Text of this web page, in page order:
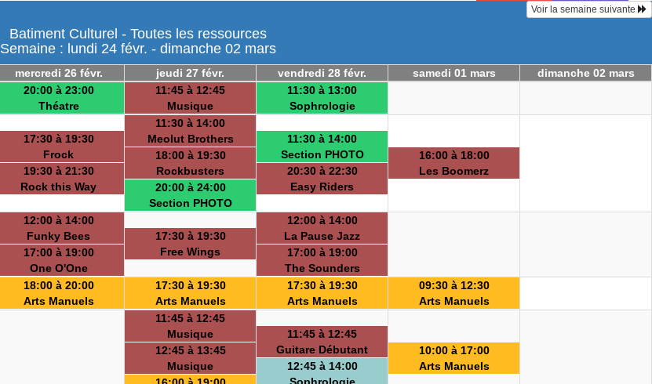
Voir la semaine suivante
Batiment Culturel - Toutes les ressources
Semaine : lundi 24 févr. - dimanche 02 mars
mercredi 26 févr. jeudi 27 févr. vendredi 28 févr. samedi 01 mars dimanche 02 mars
20:00 à 23:00
Théatre
11:45 à 12:45
Musique
11:30 à 13:00
Sophrologie
17:30 à 19:30
Frock
19:30 à 21:30
Rock this Way
11:30 à 14:00
Meolut Brothers
18:00 à 19:30
Rockbusters
20:00 à 24:00
Section PHOTO
11:30 à 14:00
Section PHOTO
20:30 à 22:30
Easy Riders
16:00 à 18:00
Les Boomerz
12:00 à 14:00
Funky Bees
17:00 à 19:00
One O'One
17:30 à 19:30
Free Wings
12:00 à 14:00
La Pause Jazz
17:00 à 19:00
The Sounders
18:00 à 20:00
Arts Manuels
17:30 à 19:30
Arts Manuels
17:30 à 19:30
Arts Manuels
09:30 à 12:30
Arts Manuels
11:45 à 12:45
Musique
12:45 à 13:45
Musique
11:45 à 12:45
Guitare Débutant
12:45 à 14:00
10:00 à 17:00
Arts Manuels